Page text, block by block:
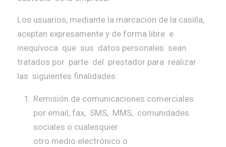
Los usuarios, mediante la marcación de la casilla,
aceptan expresamente y de forma libre e
inequívoca que sus datos personales sean
tratados por parte del prestador para realizar
las siguientes finalidades:
Remisión de comunicaciones comerciales
por email, fax, SMS, MMS, comunidades
sociales o cualesquier
otro medio electrónico o